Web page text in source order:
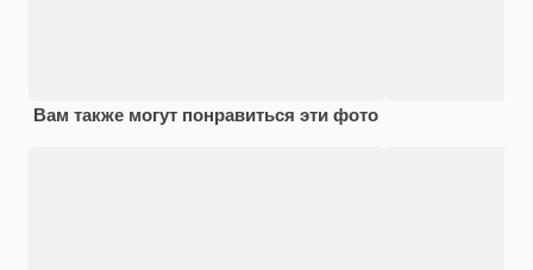
Вам также могут понравиться эти фото